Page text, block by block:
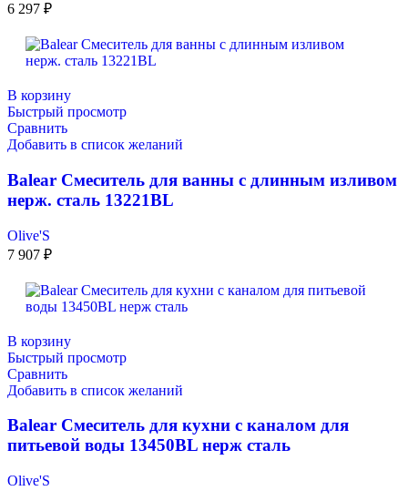
6 297 ₽
В корзину
Быстрый просмотр
Сравнить
Добавить в список желаний
Balear Смеситель для ванны с длинным изливом
нерж. сталь 13221BL
Olive'S
7 907 ₽
В корзину
Быстрый просмотр
Сравнить
Добавить в список желаний
Balear Смеситель для кухни с каналом для
питьевой воды 13450BL нерж сталь
Olive'S